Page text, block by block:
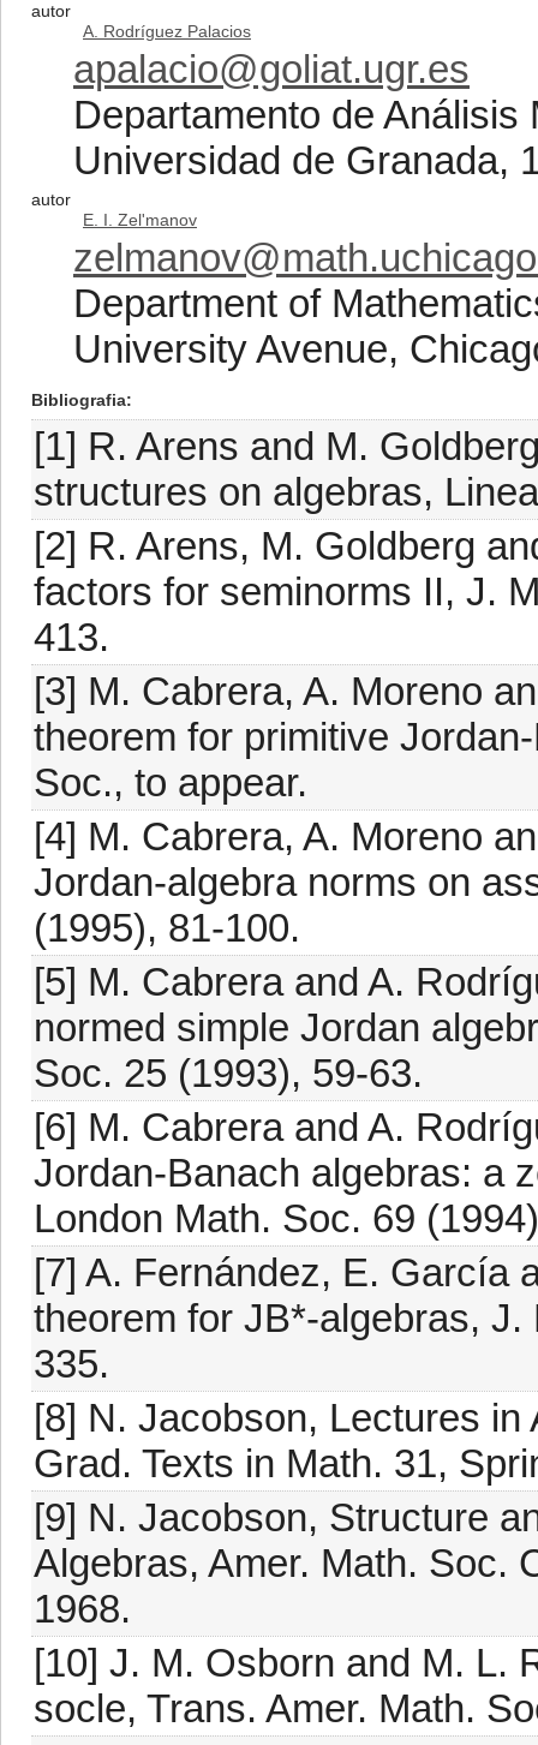
autor
A. Rodríguez Palacios
apalacio@goliat.ugr.es
Departamento de
Universidad de Granada,
autor
E. I. Zel'manov
Department of
University Avenue,
Bibliografia
[1] R. Arens and M.
structures on algebras,
[2] R. Arens, M. Goldberg
factors for seminorms II, J.
413.
[3] M. Cabrera, A. Moreno
theorem for primitive
Soc., to appear.
[4] M. Cabrera, A. Moreno
Jordan-algebra norms on
(1995), 81-100.
[5] M. Cabrera and A.
normed simple Jordan
Soc. 25 (1993), 59-63.
[6] M. Cabrera and A.
Jordan-Banach algebras: a
London Math. Soc. 69
[7] A. Fernández, E. García
theorem for JB*-algebras,
335.
[8] N. Jacobson, Lectures in
Grad. Texts in Math. 31,
[9] N. Jacobson, Structure
Algebras, Amer. Math. Soc.
1968.
[10] J. M. Osborn and M. L.
socle, Trans. Amer. Math.